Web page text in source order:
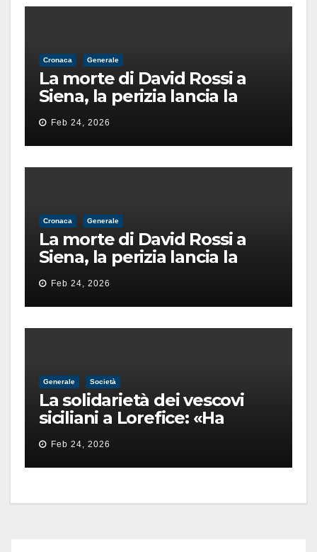
Cronaca Generale
La morte di David Rossi a
Siena, la perizia lancia la
pista di un’intimidazione
finita male
Feb 24, 2026
Cronaca Generale
La morte di David Rossi a
Siena, la perizia lancia la
pista di un’intimidazione
finita male
Feb 24, 2026
Generale Società
La solidarietà dei vescovi
siciliani a Lorefice: «Ha
difeso il valore e la dignità
dell’umanità»
Feb 24, 2026